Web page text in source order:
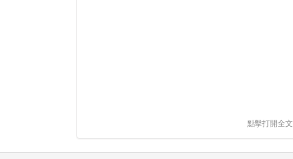
點擊打開全文